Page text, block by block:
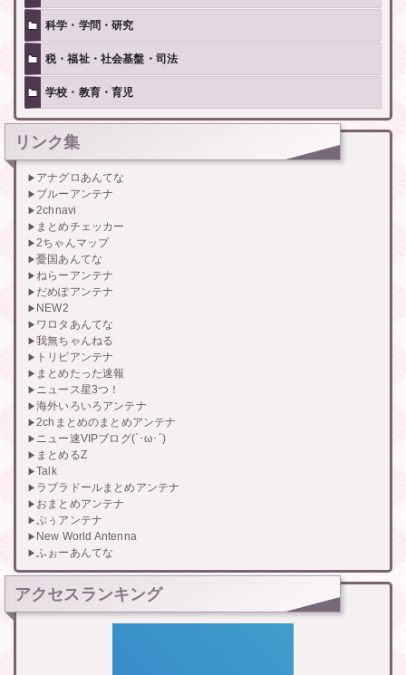
科学・学問・研究
税・福祉・社会基盤・司法
学校・教育・育児
リンク集
アナグロあんてな
ブルーアンテナ
2chnavi
まとめチェッカー
2ちゃんマップ
憂国あんてな
ねらーアンテナ
だめぽアンテナ
NEW2
ワロタあんてな
我無ちゃんねる
トリビアンテナ
まとめたった速報
ニュース星3つ！
海外いろいろアンテナ
2chまとめのまとめアンテナ
ニュー速VIPブログ(`･ω･´)
まとめるZ
Talk
ラブラドールまとめアンテナ
おまとめアンテナ
ぷぅアンテナ
New World Antenna
ふぉーあんてな
アクセスランキング